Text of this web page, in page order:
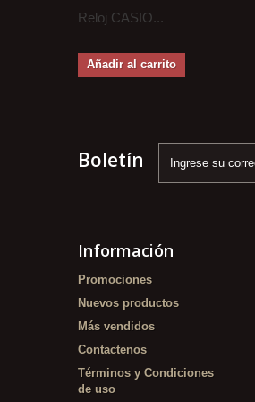
Reloj CASIO...
Añadir al carrito
Boletín
Información
Promociones
Nuevos productos
Más vendidos
Contactenos
Términos y Condiciones
de uso